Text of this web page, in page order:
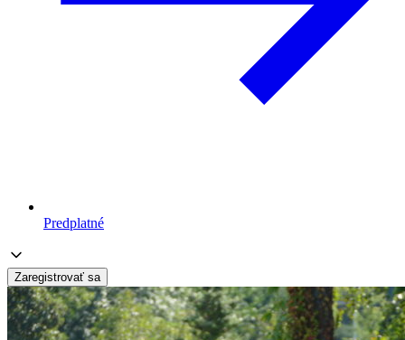
Predplatné
Zaregistrovať sa